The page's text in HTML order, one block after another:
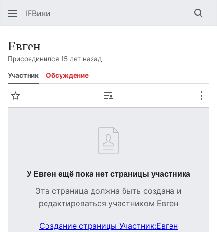
IFВики
Евген
Присоединился 15 лет назад
Участник Обсуждение
Следить Вклад Ещё
У Евген ещё пока нет страницы участника
Эта страница должна быть создана и
редактироваться участником Евген
Создание страницы Участник:Евген